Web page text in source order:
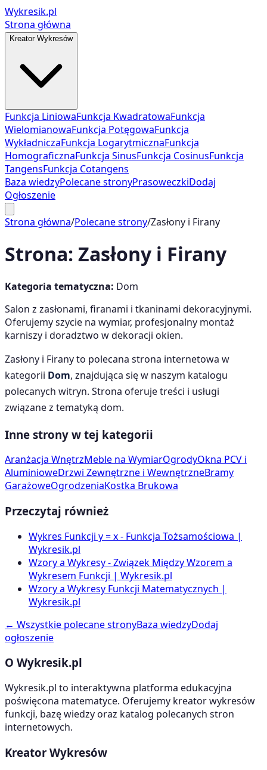
Wykresik.pl
Strona główna
Kreator Wykresów
Funkcja LiniowaFunkcja KwadratowaFunkcja
WielomianowaFunkcja PotęgowaFunkcja
WykładniczaFunkcja LogarytmicznaFunkcja
HomograficznaFunkcja SinusFunkcja CosinusFunkcja
TangensFunkcja Cotangens
Baza wiedzyPolecane stronyPrasoweczkiDodaj
Ogłoszenie
Strona główna/Polecane strony/Zasłony i Firany
Strona: Zasłony i Firany
Kategoria tematyczna: Dom
Salon z zasłonami, firanami i tkaninami dekoracyjnymi.
Oferujemy szycie na wymiar, profesjonalny montaż
karniszy i doradztwo w dekoracji okien.
Zasłony i Firanyto polecana strona internetowa w
kategorii Dom, znajdująca się w naszym katalogu
polecanych witryn. Strona oferuje treści i usługi
związane z tematyką dom.
Inne strony w tej kategorii
Aranżacja WnętrzMeble na WymiarOgrodyOkna PCV i
AluminioweDrzwi Zewnętrzne i WewnętrzneBramy
GarażoweOgrodzeniaKostka Brukowa
Przeczytaj również
Wykres Funkcji y = x - Funkcja Tożsamościowa |
Wykresik.pl
Wzory a Wykresy - Związek Między Wzorem a
Wykresem Funkcji | Wykresik.pl
Wzory a Wykresy Funkcji Matematycznych |
Wykresik.pl
← Wszystkie polecane stronyBaza wiedzyDodaj
ogłoszenie
O Wykresik.pl
Wykresik.pl to interaktywna platforma edukacyjna
poświęcona matematyce. Oferujemy kreator wykresów
funkcji, bazę wiedzy oraz katalog polecanych stron
internetowych.
Kreator Wykresów